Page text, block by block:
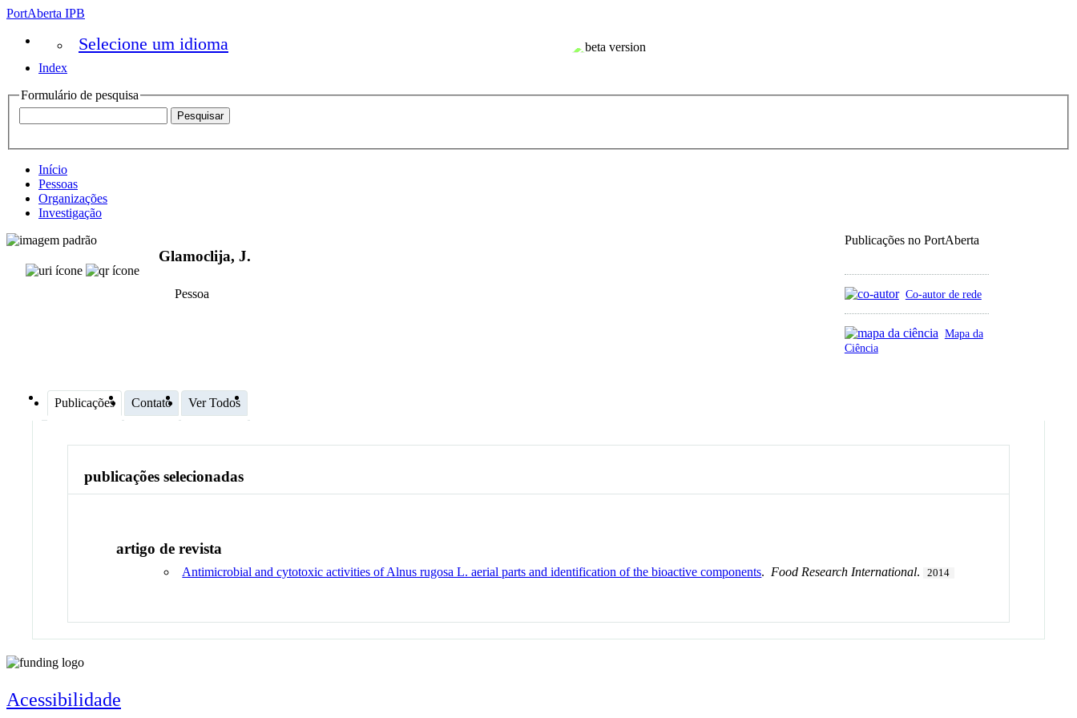
PortAberta IPB
Selecione um idioma
Index
Formulário de pesquisa
Início
Pessoas
Organizações
Investigação
Publicações no PortAberta
Co-autor de rede
Mapa da
Ciência
Glamoclija, J.
Pessoa
Publicações Contato Ver Todos
publicações selecionadas
artigo de revista
Antimicrobial and cytotoxic activities of Alnus rugosa L. aerial parts and identification of the bioactive components. Food Research International. 2014
Acessibilidade